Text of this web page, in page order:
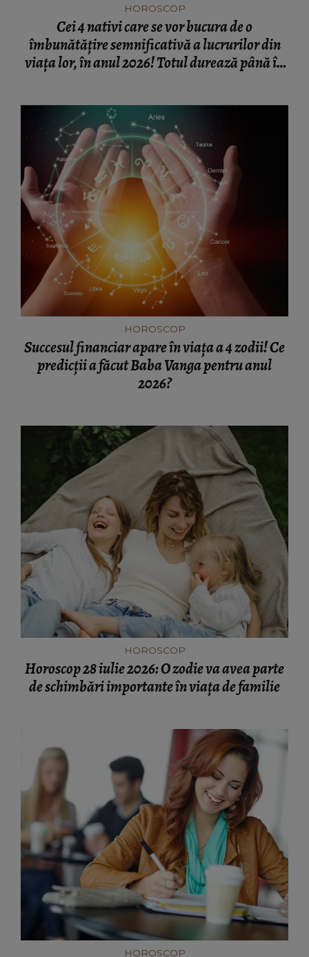
HOROSCOP
Cei 4 nativi care se vor bucura de o
îmbunătățire semnificativă a lucrurilor din
viața lor, în anul 2026! Totul durează până în
HOROSCOP
Succesul financiar apare în viața a 4 zodii! Ce
predicții a făcut Baba Vanga pentru anul
2026?
HOROSCOP
Horoscop 28 iulie 2026: O zodie va avea parte
de schimbări importante în viața de familie
HOROSCOP